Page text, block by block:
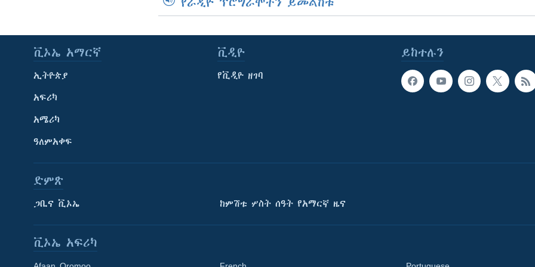
ይከተሉን
ቪኦኤ አማርኛ
ኢትዮጵያ
አፍሪካ
አሜሪካ
ዓለምአቀፍ
ቪዲዮ
የቪዲዮ ዘገባ
ድምጽ
ጋቢና ቪኦኤ ከምሽቱ ሦስት ሰዓት የአማርኛ ዜና
ቪኦኤ አፍሪካ